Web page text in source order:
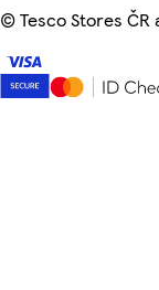
©Tesco Stores ČR